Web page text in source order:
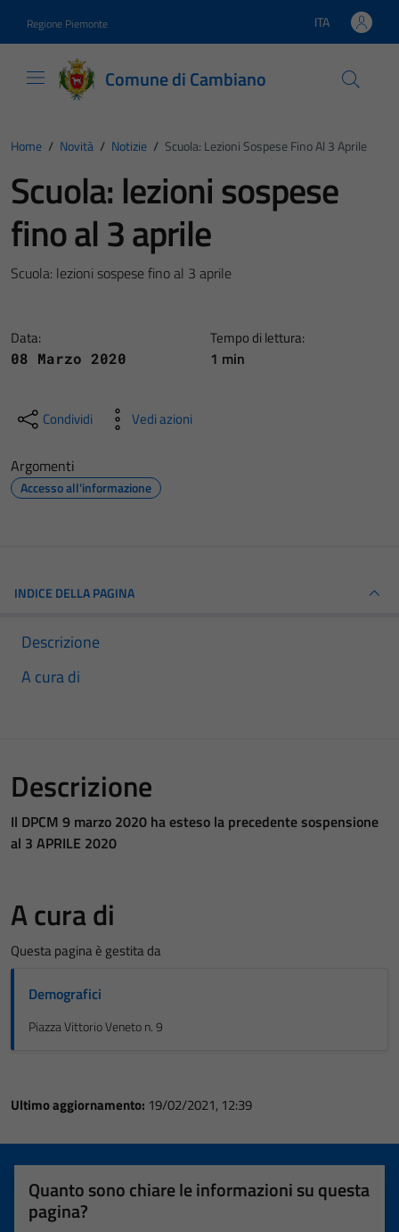
Regione Piemonte Lingua attiva:
ITA
Comune di Cambiano
Home / Novità / Notizie / Scuola: Lezioni Sospese Fino Al 3 Aprile
Scuola: lezioni sospese
fino al 3 aprile
Scuola: lezioni sospese fino al 3 aprile
Data:
08 Marzo 2020
Tempo di lettura:
1 min
Condividi Vedi azioni
Argomenti
Accesso all'informazione
INDICE DELLA PAGINA
Descrizione
A cura di
Descrizione
Il DPCM 9 marzo 2020 ha esteso la precedente sospensione
al 3 APRILE 2020
A cura di
Questa pagina è gestita da
Demografici
Piazza Vittorio Veneto n. 9
Ultimo aggiornamento: 19/02/2021, 12:39
Quanto sono chiare le informazioni su questa
pagina?